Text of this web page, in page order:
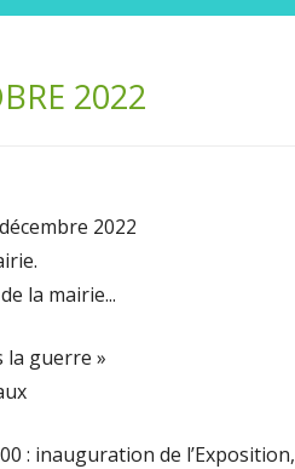
2022
2022
la mairie...
la guerre »
: inauguration de l’Exposition,